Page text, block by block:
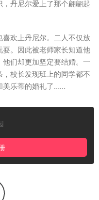
丹尼尔爱上了那个翩翩起
欢上丹尼尔。二人不仅放
。因此被老师家长知道他
们却更加坚定要结婚。一
校长发现班上的同学都不
美乐蒂的婚礼了……